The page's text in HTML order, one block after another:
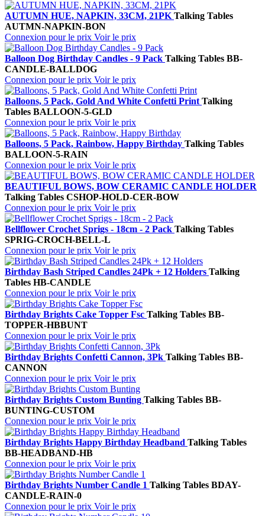
AUTUMN HUE, NAPKIN, 33CM, 21PK Talking Tables
AUTMN-NAPKIN-BON
Connexion pour le prix Voir le prix
Balloon Dog Birthday Candles - 9 Pack Talking Tables BB-
CANDLE-BALLDOG
Connexion pour le prix Voir le prix
Balloons, 5 Pack, Gold And White Confetti Print Talking
Tables BALLOON-5-GLD
Connexion pour le prix Voir le prix
Balloons, 5 Pack, Rainbow, Happy Birthday Talking Tables
BALLOON-5-RAIN
Connexion pour le prix Voir le prix
BEAUTIFUL BOWS, BOW CERAMIC CANDLE HOLDER
Talking Tables CSHOP-HOLD-CER-BOW
Connexion pour le prix Voir le prix
Bellflower Crochet Sprigs - 18cm - 2 Pack Talking Tables
SPRIG-CROCH-BELL-L
Connexion pour le prix Voir le prix
Birthday Bash Striped Candles 24Pk + 12 Holders Talking
Tables HB-CANDLE
Connexion pour le prix Voir le prix
Birthday Brights Cake Topper Fsc Talking Tables BB-
TOPPER-HBBUNT
Connexion pour le prix Voir le prix
Birthday Brights Confetti Cannon, 3Pk Talking Tables BB-
CANNON
Connexion pour le prix Voir le prix
Birthday Brights Custom Bunting Talking Tables BB-
BUNTING-CUSTOM
Connexion pour le prix Voir le prix
Birthday Brights Happy Birthday Headband Talking Tables
BB-HEADBAND-HB
Connexion pour le prix Voir le prix
Birthday Brights Number Candle 1 Talking Tables BDAY-
CANDLE-RAIN-0
Connexion pour le prix Voir le prix